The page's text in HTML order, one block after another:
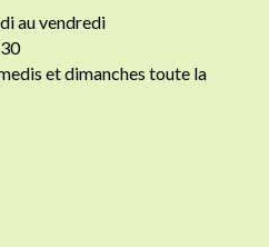
au vendredi
et dimanches toute la